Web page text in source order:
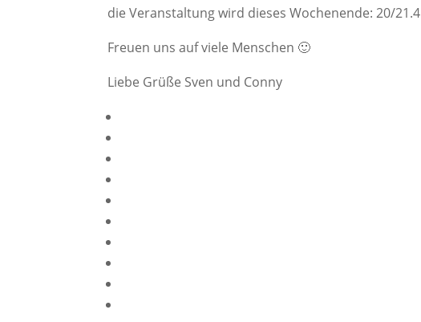
die Veranstaltung wird dieses Wochenende: 20/
Freuen uns auf viele Menschen 🙂
Liebe Grüße Sven und Conny